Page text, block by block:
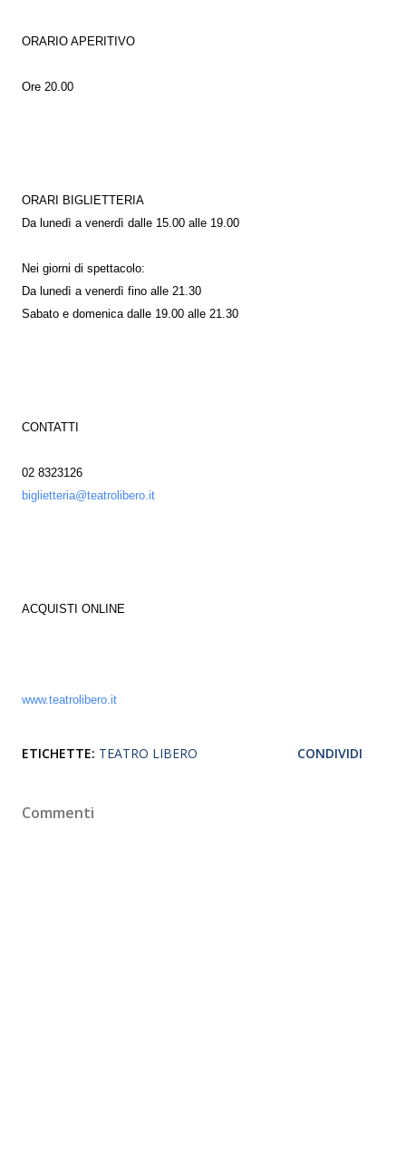
ORARIO APERITIVO
Ore 20.00
ORARI BIGLIETTERIA
Da lunedì a venerdì dalle 15.00 alle 19.00
Nei giorni di spettacolo:
Da lunedì a venerdì fino alle 21.30
Sabato e domenica dalle 19.00 alle 21.30
CONTATTI
02 8323126
biglietteria@teatrolibero.it
ACQUISTI ONLINE
www.teatrolibero.it
ETICHETTE: TEATRO LIBERO CONDIVIDI
Commenti